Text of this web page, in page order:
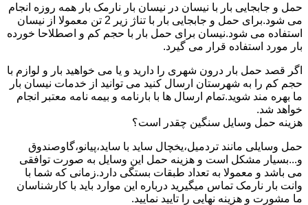
حمل و جابجایی بار با نیسان در نیسان بار نارمک بار همه روزه انجام
می شود.برای حمل و جابجایی بار با تناژ زیر 2 تن معمولا از نیسان
استفاده می شود.نیسان برای حمل بار با حجم کم و اصطلاحا خورده
بار مورد استفاده قرار می گیرد.
اگر قصد حمل بار درون شهری را دارید و یا می خواهید بار و لوازم با
حجم کم را به شهرستان ارسال کنید می توانید از خدمات نیسان بار
ما بهره مند شوید.تمام ارسال ها با بارنامه و بیمه نامه معتبر انجام
خواهد شد.
هزینه حمل وسایل سنگین چقدر است؟
حمل وسایلی مانند تردمیل،یخچال ساید با ساید،پیانو،گاوصندوق
و...بسیار مشکل است و هزینه حمل این وسایل به صورت توافقی
می باشد و معمولا به تعداد طبقات بستگی دارد.زمانی که شما با
وانت بار نارمک تماس میگیرید درباره این موارد باید با کارشناسان
ما مشورت و هزینه نهایی را تایید نمایید.